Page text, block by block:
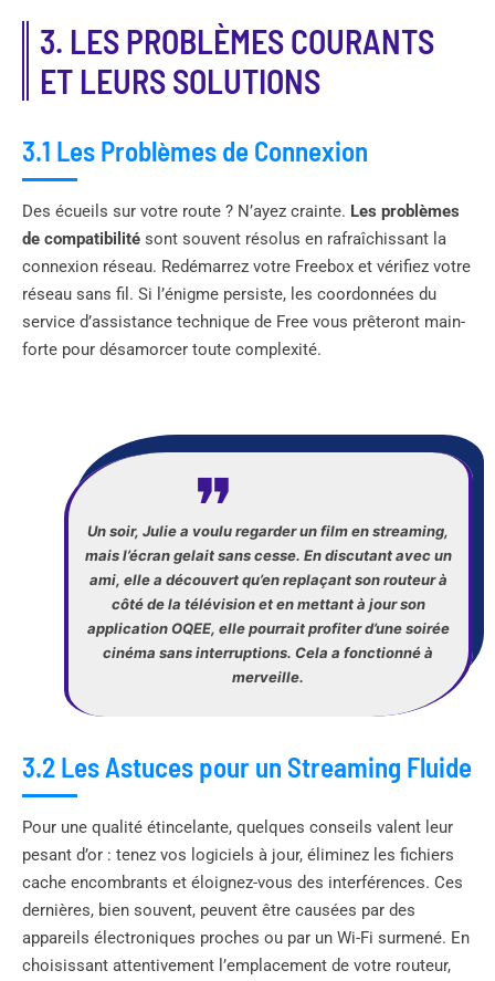
3. LES PROBLÈMES COURANTS
ET LEURS SOLUTIONS
3.1 Les Problèmes de Connexion
Des écueils sur votre route ? N’ayez crainte. Les problèmes
de compatibilité sont souvent résolus en rafraîchissant la
connexion réseau. Redémarrez votre Freebox et vérifiez votre
réseau sans fil. Si l’énigme persiste, les coordonnées du
service d’assistance technique de Free vous prêteront main-
forte pour désamorcer toute complexité.
Un soir, Julie a voulu regarder un film en streaming,
mais l’écran gelait sans cesse. En discutant avec un
ami, elle a découvert qu’en replaçant son routeur à
côté de la télévision et en mettant à jour son
application OQEE, elle pourrait profiter d’une soirée
cinéma sans interruptions. Cela a fonctionné à
merveille.
3.2 Les Astuces pour un Streaming Fluide
Pour une qualité étincelante, quelques conseils valent leur
pesant d’or : tenez vos logiciels à jour, éliminez les fichiers
cache encombrants et éloignez-vous des interférences. Ces
dernières, bien souvent, peuvent être causées par des
appareils électroniques proches ou par un Wi-Fi surmené. En
choisissant attentivement l’emplacement de votre routeur,